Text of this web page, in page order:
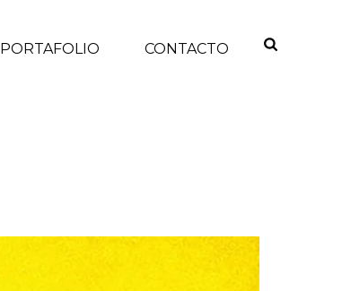
PORTAFOLIO CONTACTO